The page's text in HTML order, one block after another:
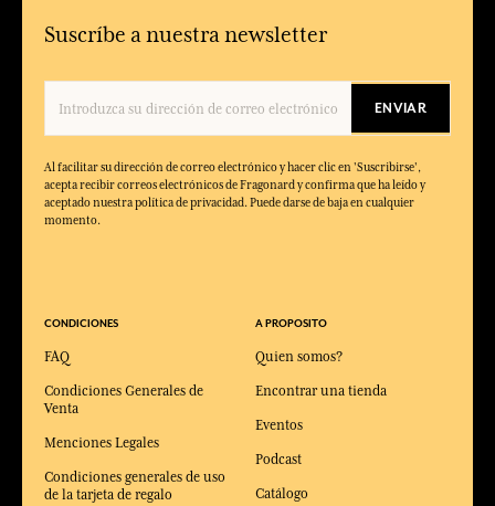
Suscríbe a nuestra newsletter
ENVIAR
Al facilitar su dirección de correo electrónico y hacer clic en 'Suscribirse',
acepta recibir correos electrónicos de Fragonard y confirma que ha leído y
aceptado nuestra política de privacidad. Puede darse de baja en cualquier
momento.
CONDICIONES
FAQ
Condiciones Generales de
Venta
Menciones Legales
Condiciones generales de uso
de la tarjeta de regalo
A PROPOSITO
Quien somos?
Encontrar una tienda
Eventos
Podcast
Catálogo